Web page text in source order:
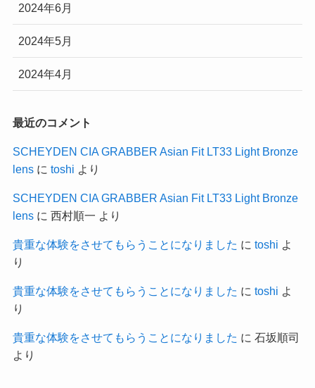
2024年6月
2024年5月
2024年4月
最近のコメント
SCHEYDEN CIA GRABBER Asian Fit LT33 Light Bronze
lensに toshi より
SCHEYDEN CIA GRABBER Asian Fit LT33 Light Bronze
lensに 西村順一 より
貴重な体験をさせてもらうことになりました に toshi よ
り
貴重な体験をさせてもらうことになりました に toshi よ
り
貴重な体験をさせてもらうことになりました に 石坂順司
より